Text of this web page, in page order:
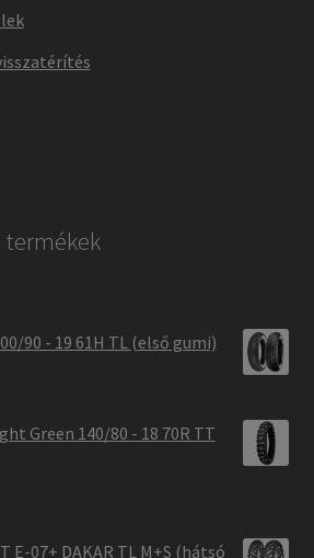
termékek
90 - 19 61H TL (első gumi)
Green 140/80 - 18 70R TT
E-07+ DAKAR TL M+S (hátsó